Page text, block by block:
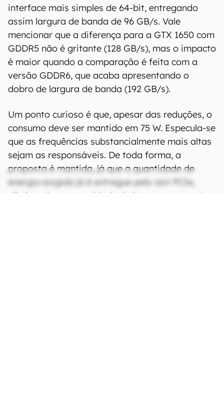
interface mais simples de 64-bit, entregando
assim largura de banda de 96 GB/s. Vale
mencionar que a diferença para a GTX 1650 com
GDDR5 não é gritante (128 GB/s), mas o impacto
é maior quando a comparação é feita com a
versão GDDR6, que acaba apresentando o
dobro de largura de banda (192 GB/s).
Um ponto curioso é que, apesar das reduções, o
consumo deve ser mantido em 75 W. Especula-se
que as frequências substancialmente mais altas
sejam as responsáveis. De toda forma, a
proposta é mantida, já que a quantidade de
energia exigida já é entregue pelo slot PCIe,
eliminando a necessidade de haver um conector